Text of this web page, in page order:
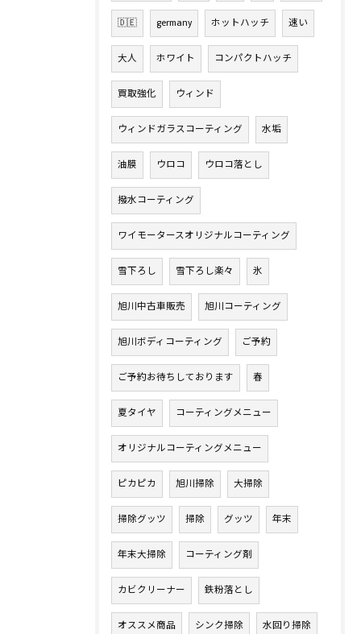
🇩🇪 germany ホットハッチ 速い
大人 ホワイト コンパクトハッチ
買取強化 ウィンド
ウィンドガラスコーティング 水垢
油膜 ウロコ ウロコ落とし
撥水コーティング
ワイモータースオリジナルコーティング
雪下ろし 雪下ろし楽々 氷
旭川中古車販売 旭川コーティング
旭川ボディコーティング ご予約
ご予約お待ちしております 春
夏タイヤ コーティングメニュー
オリジナルコーティングメニュー
ピカピカ 旭川掃除 大掃除
掃除グッツ 掃除 グッツ 年末
年末大掃除 コーティング剤
カビクリーナー 鉄粉落とし
オススメ商品 シンク掃除 水回り掃除